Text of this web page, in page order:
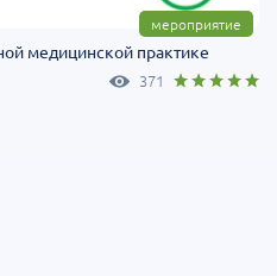
мероприятие
медицинской практике
371